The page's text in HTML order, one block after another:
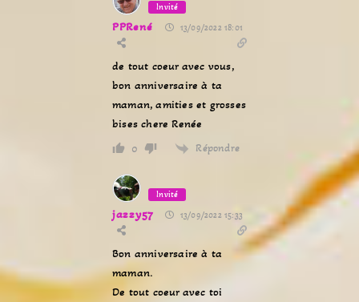
Invité
PPRené 13/09/2022 18:01
de tout coeur avec vous,
bon anniversaire à ta
maman, amities et grosses
bises chere Renée
0 Répondre
Invité
jazzy57 13/09/2022 15:33
Bon anniversaire à ta
maman.
De tout coeur avec toi